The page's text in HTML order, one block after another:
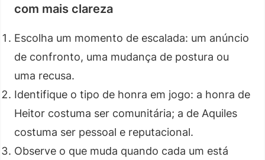
com mais clareza
Escolha um momento de escalada: um anúncio
de confronto, uma mudança de postura ou
uma recusa.
Identifique o tipo de honra em jogo: a honra de
Heitor costuma ser comunitária; a de Aquiles
costuma ser pessoal e reputacional.
Observe o que muda quando cada um está